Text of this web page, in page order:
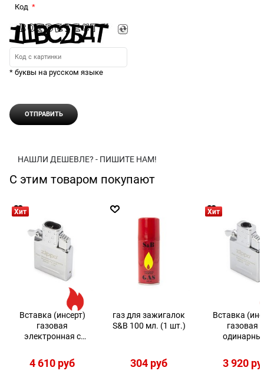
Код
* буквы на русском языке
НАШЛИ ДЕШЕВЛЕ? - ПИШИТЕ НАМ!
С этим товаром покупают
Хит
Вставка (инсерт)
газовая
электронная с
Zippo
4 610 руб
газ для зажигалок
S&B 100 мл. (1 шт.)
304 руб
Хит
Вставка
газовая с
широкой
Zippo
3 920